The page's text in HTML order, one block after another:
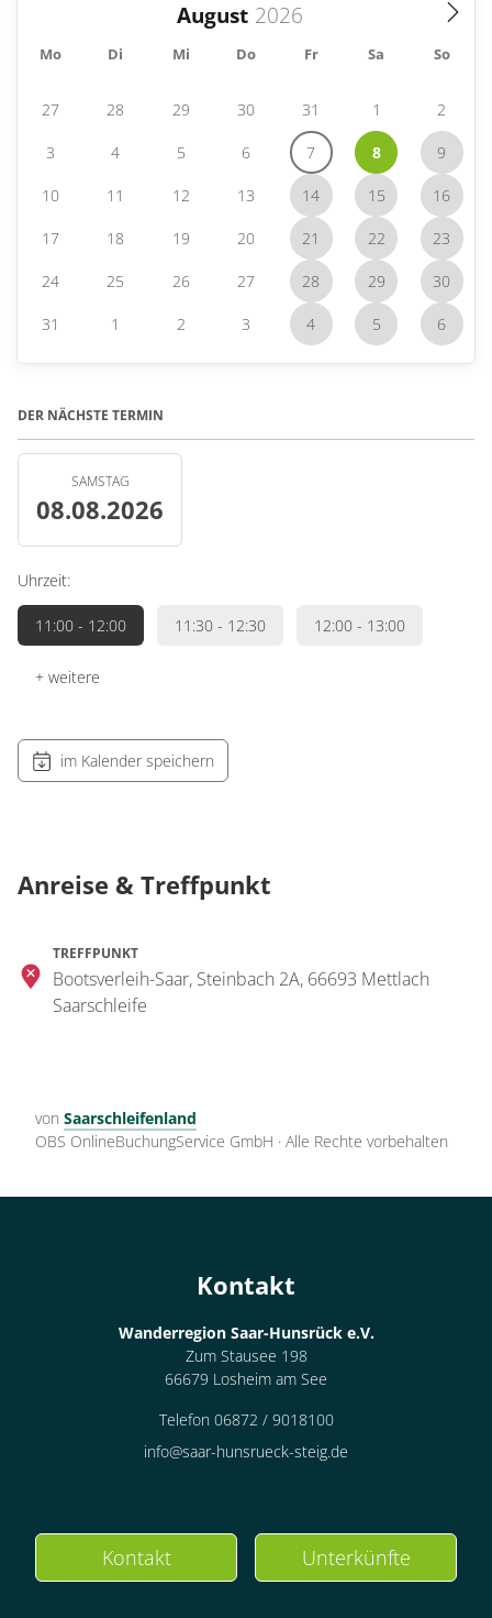
August
Mo Di Mi Do Fr Sa So
27 28 29 30 31 1 2
3 4 5 6 7 8 9
10 11 12 13 14 15 16
17 18 19 20 21 22 23
24 25 26 27 28 29 30
31 1 2 3 4 5 6
DER NÄCHSTE TERMIN
SAMSTAG
08.08.2026
Uhrzeit:
11:00 - 12:00 11:30 - 12:30 12:00 - 13:00
+ weitere
im Kalender speichern
Anreise & Treffpunkt
TREFFPUNKT
Bootsverleih-Saar, Steinbach 2A, 66693 Mettlach
Saarschleife
von Saarschleifenland
OBS OnlineBuchungService GmbH · Alle Rechte vorbehalten
Kontakt
Wanderregion Saar-Hunsrück e.V.
Zum Stausee 198
66679 Losheim am See
Telefon 06872 / 9018100
info@saar-hunsrueck-steig.de
Kontakt Unterkünfte